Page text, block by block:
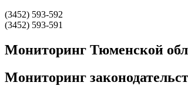
(3452) 593-592
(3452) 593-591
Мониторинг Тюменской
Мониторинг